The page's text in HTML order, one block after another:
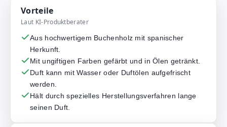
Vorteile
Laut KI-Produktberater
Aus hochwertigem Buchenholz mit spanischer
Herkunft.
Mit ungiftigen Farben gefärbt und in Ölen getränkt.
Duft kann mit Wasser oder Duftölen aufgefrischt
werden.
Hält durch spezielles Herstellungsverfahren lange
seinen Duft.